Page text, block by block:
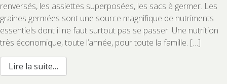
renversés, les assiettes superposées, les sacs à germer. Les
graines germées sont une source magnifique de nutriments
essentiels dont il ne faut surtout pas se passer. Une nutrition
très économique, toute l’année, pour toute la famille. […]
Lire la suite…